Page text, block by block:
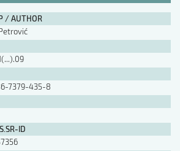
УПУТСТВА
делатности
ауторског дела
лиценце
/ AUTHOR
7379-435-8
ID